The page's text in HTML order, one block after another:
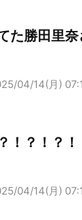
た勝田里奈
04/14(月)
！？！？！
04/14(月)